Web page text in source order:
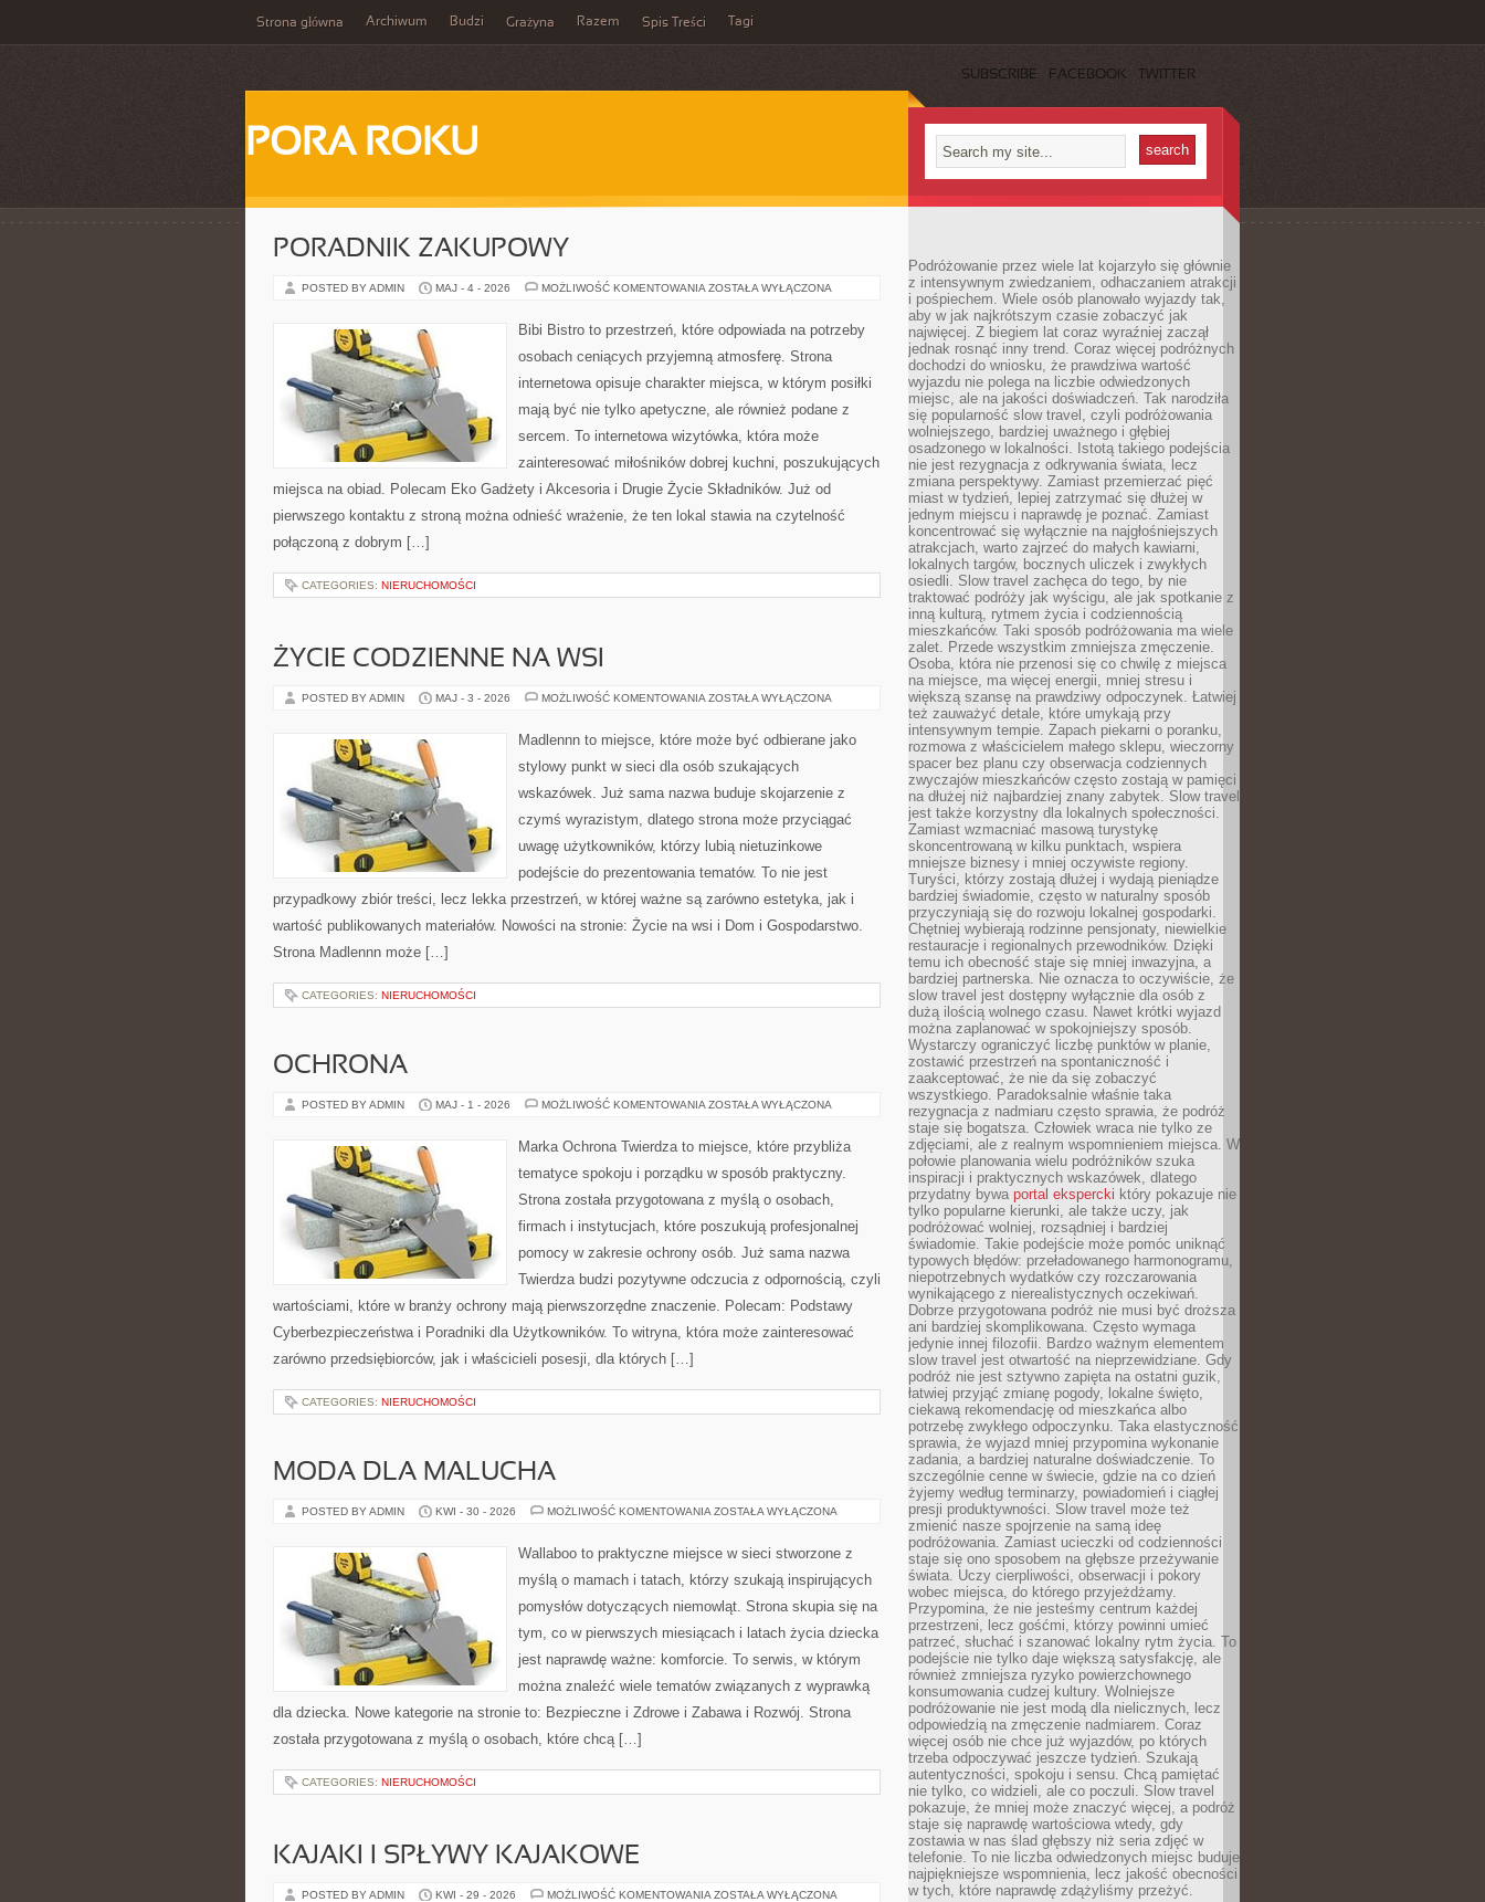
Strona główna Archiwum Budzi Grażyna Razem Spis Treści Tagi
SUBSCRIBE FACEBOOK TWITTER
PORA ROKU
PORADNIK ZAKUPOWY
POSTED BY ADMIN MAJ - 4 - 2026 MOŻLIWOŚĆ KOMENTOWANIA PORADNIK
ZOSTAŁA WYŁĄCZONA
Bibi Bistro to przestrzeń, które odpowiada na potrzeby
osobach ceniących przyjemną atmosferę. Strona
internetowa opisuje charakter miejsca, w którym posiłki
mają być nie tylko apetyczne, ale również podane z
sercem. To internetowa wizytówka, która może
zainteresować miłośników dobrej kuchni, poszukujących
miejsca na obiad. Polecam Eko Gadżety i Akcesoria i Drugie Życie Składników. Już od
pierwszego kontaktu z stroną można odnieść wrażenie, że ten lokal stawia na czytelność
połączoną z dobrym […]
CATEGORIES: NIERUCHOMOŚCI
ŻYCIE CODZIENNE NA WSI
POSTED BY ADMIN MAJ - 3 - 2026 MOŻLIWOŚĆ KOMENTOWANIA ŻYCIE
WSI
ZOSTAŁA WYŁĄCZONA
Madlennn to miejsce, które może być odbierane jako
stylowy punkt w sieci dla osób szukających
wskazówek. Już sama nazwa buduje skojarzenie z
czymś wyrazistym, dlatego strona może przyciągać
uwagę użytkowników, którzy lubią nietuzinkowe
podejście do prezentowania tematów. To nie jest
przypadkowy zbiór treści, lecz lekka przestrzeń, w której ważne są zarówno estetyka, jak i
wartość publikowanych materiałów. Nowości na stronie: Życie na wsi i Dom i Gospodarstwo.
Strona Madlennn może […]
CATEGORIES: NIERUCHOMOŚCI
OCHRONA
POSTED BY ADMIN MAJ - 1 - 2026 MOŻLIWOŚĆ KOMENTOWANIA OCHRONA
ZOSTAŁA WYŁĄCZONA
Marka Ochrona Twierdza to miejsce, które przybliża
tematyce spokoju i porządku w sposób praktyczny.
Strona została przygotowana z myślą o osobach,
firmach i instytucjach, które poszukują profesjonalnej
pomocy w zakresie ochrony osób. Już sama nazwa
Twierdza budzi pozytywne odczucia z odpornością, czyli
wartościami, które w branży ochrony mają pierwszorzędne znaczenie. Polecam: Podstawy
Cyberbezpieczeństwa i Poradniki dla Użytkowników. To witryna, która może zainteresować
zarówno przedsiębiorców, jak i właścicieli posesji, dla których […]
CATEGORIES: NIERUCHOMOŚCI
MODA DLA MALUCHA
POSTED BY ADMIN KWI - 30 - 2026 MOŻLIWOŚĆ KOMENTOWANIA MODA
ZOSTAŁA WYŁĄCZONA
Wallaboo to praktyczne miejsce w sieci stworzone z
myślą o mamach i tatach, którzy szukają inspirujących
pomysłów dotyczących niemowląt. Strona skupia się na
tym, co w pierwszych miesiącach i latach życia dziecka
jest naprawdę ważne: komforcie. To serwis, w którym
można znaleźć wiele tematów związanych z wyprawką
dla dziecka. Nowe kategorie na stronie to: Bezpieczne i Zdrowe i Zabawa i Rozwój. Strona
została przygotowana z myślą o osobach, które chcą […]
CATEGORIES: NIERUCHOMOŚCI
KAJAKI I SPŁYWY KAJAKOWE
POSTED BY ADMIN KWI - 29 - 2026 MOŻLIWOŚĆ KOMENTOWANIA KAJAKI
ZOSTAŁA WYŁĄCZONA
Podróżowanie przez wiele lat kojarzyło się głównie
z intensywnym zwiedzaniem, odhaczaniem atrakcji
i pośpiechem. Wiele osób planowało wyjazdy tak,
aby w jak najkrótszym czasie zobaczyć jak
najwięcej. Z biegiem lat coraz wyraźniej zaczął
jednak rosnąć inny trend. Coraz więcej podróżnych
dochodzi do wniosku, że prawdziwa wartość
wyjazdu nie polega na liczbie odwiedzonych
miejsc, ale na jakości doświadczeń. Tak narodziła
się popularność slow travel, czyli podróżowania
wolniejszego, bardziej uważnego i głębiej
osadzonego w lokalności. Istotą takiego podejścia
nie jest rezygnacja z odkrywania świata, lecz
zmiana perspektywy. Zamiast przemierzać pięć
miast w tydzień, lepiej zatrzymać się dłużej w
jednym miejscu i naprawdę je poznać. Zamiast
koncentrować się wyłącznie na najgłośniejszych
atrakcjach, warto zajrzeć do małych kawiarni,
lokalnych targów, bocznych uliczek i zwykłych
osiedli. Slow travel zachęca do tego, by nie
traktować podróży jak wyścigu, ale jak spotkanie z
inną kulturą, rytmem życia i codziennością
mieszkańców. Taki sposób podróżowania ma wiele
zalet. Przede wszystkim zmniejsza zmęczenie.
Osoba, która nie przenosi się co chwilę z miejsca
na miejsce, ma więcej energii, mniej stresu i
większą szansę na prawdziwy odpoczynek. Łatwiej
też zauważyć detale, które umykają przy
intensywnym tempie. Zapach piekarni o poranku,
rozmowa z właścicielem małego sklepu, wieczorny
spacer bez planu czy obserwacja codziennych
zwyczajów mieszkańców często zostają w pamięci
na dłużej niż najbardziej znany zabytek. Slow travel
jest także korzystny dla lokalnych społeczności.
Zamiast wzmacniać masową turystykę
skoncentrowaną w kilku punktach, wspiera
mniejsze biznesy i mniej oczywiste regiony.
Turyści, którzy zostają dłużej i wydają pieniądze
bardziej świadomie, często w naturalny sposób
przyczyniają się do rozwoju lokalnej gospodarki.
Chętniej wybierają rodzinne pensjonaty, niewielkie
restauracje i regionalnych przewodników. Dzięki
temu ich obecność staje się mniej inwazyjna, a
bardziej partnerska. Nie oznacza to oczywiście, że
slow travel jest dostępny wyłącznie dla osób z
dużą ilością wolnego czasu. Nawet krótki wyjazd
można zaplanować w spokojniejszy sposób.
Wystarczy ograniczyć liczbę punktów w planie,
zostawić przestrzeń na spontaniczność i
zaakceptować, że nie da się zobaczyć
wszystkiego. Paradoksalnie właśnie taka
rezygnacja z nadmiaru często sprawia, że podróż
staje się bogatsza. Człowiek wraca nie tylko ze
zdjęciami, ale z realnym wspomnieniem miejsca. W
połowie planowania wielu podróżników szuka
inspiracji i praktycznych wskazówek, dlatego
przydatny bywa portal ekspercki który pokazuje nie
tylko popularne kierunki, ale także uczy, jak
podróżować wolniej, rozsądniej i bardziej
świadomie. Takie podejście może pomóc uniknąć
typowych błędów: przeładowanego harmonogramu,
niepotrzebnych wydatków czy rozczarowania
wynikającego z nierealistycznych oczekiwań.
Dobrze przygotowana podróż nie musi być droższa
ani bardziej skomplikowana. Często wymaga
jedynie innej filozofii. Bardzo ważnym elementem
slow travel jest otwartość na nieprzewidziane. Gdy
podróż nie jest sztywno zapięta na ostatni guzik,
łatwiej przyjąć zmianę pogody, lokalne święto,
ciekawą rekomendację od mieszkańca albo
potrzebę zwykłego odpoczynku. Taka elastyczność
sprawia, że wyjazd mniej przypomina wykonanie
zadania, a bardziej naturalne doświadczenie. To
szczególnie cenne w świecie, gdzie na co dzień
żyjemy według terminarzy, powiadomień i ciągłej
presji produktywności. Slow travel może też
zmienić nasze spojrzenie na samą ideę
podróżowania. Zamiast ucieczki od codzienności
staje się ono sposobem na głębsze przeżywanie
świata. Uczy cierpliwości, obserwacji i pokory
wobec miejsca, do którego przyjeżdżamy.
Przypomina, że nie jesteśmy centrum każdej
przestrzeni, lecz gośćmi, którzy powinni umieć
patrzeć, słuchać i szanować lokalny rytm życia. To
podejście nie tylko daje większą satysfakcję, ale
również zmniejsza ryzyko powierzchownego
konsumowania cudzej kultury. Wolniejsze
podróżowanie nie jest modą dla nielicznych, lecz
odpowiedzią na zmęczenie nadmiarem. Coraz
więcej osób nie chce już wyjazdów, po których
trzeba odpoczywać jeszcze tydzień. Szukają
autentyczności, spokoju i sensu. Chcą pamiętać
nie tylko, co widzieli, ale co poczuli. Slow travel
pokazuje, że mniej może znaczyć więcej, a podróż
staje się naprawdę wartościowa wtedy, gdy
zostawia w nas ślad głębszy niż seria zdjęć w
telefonie. To nie liczba odwiedzonych miejsc buduje
najpiękniejsze wspomnienia, lecz jakość obecności
w tych, które naprawdę zdążyliśmy przeżyć.